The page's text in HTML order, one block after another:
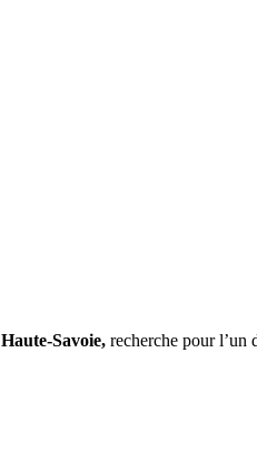
Haute-Savoie, recherche pour l’un